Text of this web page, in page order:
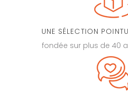
UNE SÉLECTION
fondée sur plus de 40